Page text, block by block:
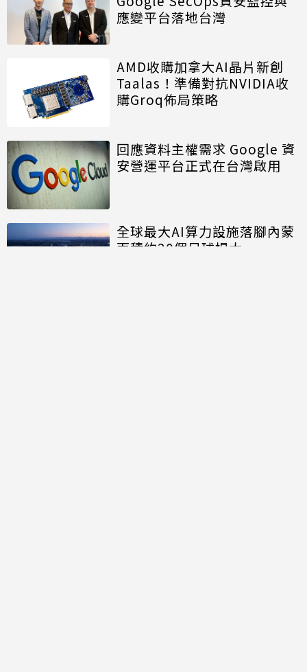
應變平台落地台灣
AMD收購加拿大AI晶片新創
Taalas！準備對抗NVIDIA收
購Groq佈局策略
回應資料主權需求 Google 資
安營運平台正式在台灣啟用
全球最大AI算力設施落腳內蒙
面積約20個足球場大